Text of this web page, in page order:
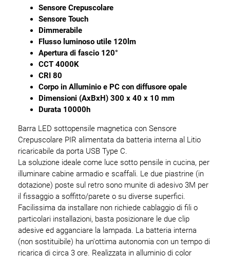
Sensore Crepuscolare
Sensore Touch
Dimmerabile
Flusso luminoso utile 120lm
Apertura di fascio 120°
CCT 4000K
CRI 80
Corpo in Alluminio e PC con diffusore opale
Dimensioni (AxBxH) 300 x 40 x 10 mm
Durata 10000h
Barra LED sottopensile magnetica con Sensore
Crepuscolare PIR alimentata da batteria interna al Litio
ricaricabile da porta USB Type C.
La soluzione ideale come luce sotto pensile in cucina, per
illuminare cabine armadio e scaffali. Le due piastrine (in
dotazione) poste sul retro sono munite di adesivo 3M per
il fissaggio a soffitto/parete o su diverse superfici.
Facilissima da installare non richiede cablaggio di fili o
particolari installazioni, basta posizionare le due clip
adesive ed agganciare la lampada. La batteria interna
(non sostituibile) ha un'ottima autonomia con un tempo di
ricarica di circa 3 ore. Realizzata in alluminio di color